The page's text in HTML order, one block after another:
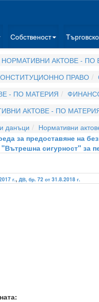
Собственост
НОРМАТИВНИ АКТОВЕ - ПО
ПРАВО
- ПО МАТЕРИЯ
АКТОВЕ - ПО
данъци
Нормативни
за предоставяне на
сигурност" за
г., ДВ, бр. 72 от 31.8.2018 г.